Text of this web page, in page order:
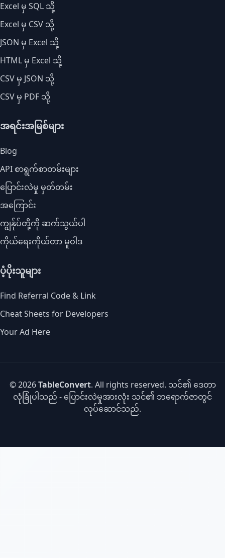
Excel မှ SQL သို့
Excel မှ CSV သို့
JSON မှ Excel သို့
HTML မှ Excel သို့
CSV မှ JSON သို့
CSV မှ PDF သို့
အရင်းအမြစ်များ
Blog
API စာရွက်စာတမ်းများ
ပြောင်းလဲမှု မှတ်တမ်း
အကြောင်း
ကျွန်ုပ်တို့ကို ဆက်သွယ်ပါ
ကိုယ်ရေးကိုယ်တာ မူဝါဒ
ပံ့ပိုးသူများ
Find Referral Code & Link
Cheat Sheets for Developers
Your Ad Here
© 2026TableConvert. All rights reserved. သင်၏ ဒေတာ
လုံခြုံပါသည် - ပြောင်းလဲမှုအားလုံး သင်၏ ဘရောက်ဇာတွင်
လုပ်ဆောင်သည်.